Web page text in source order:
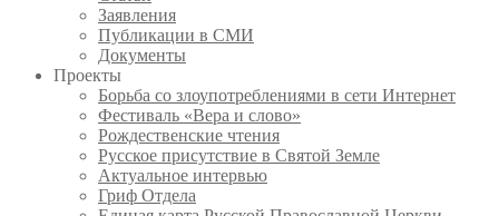
Заявления
Публикации в СМИ
Документы
Проекты
Борьба со злоупотреблениями в сети Интернет
Фестиваль «Вера и слово»
Рождественские чтения
Русское присутствие в Святой Земле
Актуальное интервью
Гриф Отдела